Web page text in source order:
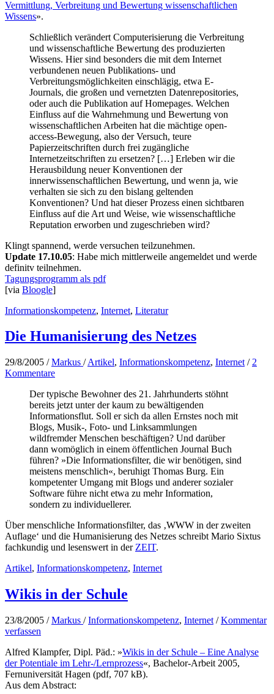
Vermittlung, Verbreitung und Bewertung wissenschaftlichen
Wissens».
Schließlich verändert Computerisierung die Verbreitung
und wissenschaftliche Bewertung des produzierten
Wissens. Hier sind besonders die mit dem Internet
verbundenen neuen Publikations- und
Verbreitungsmöglichkeiten einschlägig, etwa E-
Journals, die großen und vernetzten Datenrepositories,
oder auch die Publikation auf Homepages. Welchen
Einfluss auf die Wahrnehmung und Bewertung von
wissenschaftlichen Arbeiten hat die mächtige open-
access-Bewegung, also der Versuch, teure
Papierzeitschriften durch frei zugängliche
Internetzeitschriften zu ersetzen? […] Erleben wir die
Herausbildung neuer Konventionen der
innerwissenschaftlichen Bewertung, und wenn ja, wie
verhalten sie sich zu den bislang geltenden
Konventionen? Und hat dieser Prozess einen sichtbaren
Einfluss auf die Art und Weise, wie wissenschaftliche
Reputation erworben und zugeschrieben wird?
Klingt spannend, werde versuchen teilzunehmen.
Update 17.10.05: Habe mich mittlerweile angemeldet und werde
definitv teilnehmen.
Tagungsprogramm als pdf
[via Bloogle]
Informationskompetenz, Internet, Literatur
Die Humanisierung des Netzes
29/8/2005 /Markus /Artikel, Informationskompetenz, Internet / 2
Kommentare
Der typische Bewohner des 21. Jahrhunderts stöhnt
bereits jetzt unter der kaum zu bewältigenden
Informationsflut. Soll er sich da allen Ernstes noch mit
Blogs, Musik-, Foto- und Linksammlungen
wildfremder Menschen beschäftigen? Und darüber
dann womöglich in einem öffentlichen Journal Buch
führen? »Die Informationsfilter, die wir benötigen, sind
meistens menschlich«, beruhigt Thomas Burg. Ein
kompetenter Umgang mit Blogs und anderer sozialer
Software führe nicht etwa zu mehr Information,
sondern zu individuellerer.
Über menschliche Informationsfilter, das ‚WWW in der zweiten
Auflage‘ und die Humanisierung des Netzes schreibt Mario Sixtus
fachkundig und lesenswert in der ZEIT.
Artikel, Informationskompetenz, Internet
Wikis in der Schule
23/8/2005 /Markus /Informationskompetenz, Internet /Kommentar
verfassen
Alfred Klampfer, Dipl. Päd.: »Wikis in der Schule – Eine Analyse
der Potentiale im Lehr-/Lernprozess«, Bachelor-Arbeit 2005,
Fernuniversität Hagen (pdf, 707 kB).
Aus dem Abstract: